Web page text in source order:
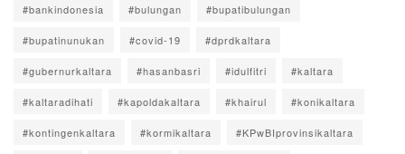
#bankindonesia #bulungan #bupatibulungan
#bupatinunukan #covid-19 #dprdkaltara
#gubernurkaltara #hasanbasri #idulfitri #kaltara
#kaltaradihati #kapoldakaltara #khairul #konikaltara
#kontingenkaltara #kormikaltara #KPwBIprovinsikaltara